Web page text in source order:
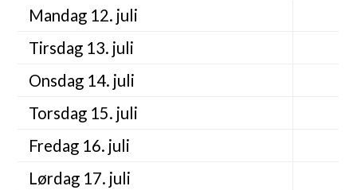
Mandag 12. juli
Tirsdag 13. juli
Onsdag 14. juli
Torsdag 15. juli
Fredag 16. juli
Lørdag 17. juli